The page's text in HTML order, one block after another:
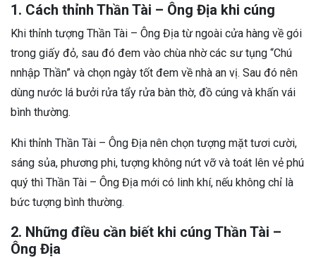
1. Cách thỉnh Thần Tài – Ông Địa khi cúng
Khi thỉnh tượng Thần Tài – Ông Địa từ ngoài cửa hàng về gói
trong giấy đỏ, sau đó đem vào chùa nhờ các sư tụng “Chú
nnhập Thần” và chọn ngày tốt đem về nhà an vị. Sau đó nên
dùng nước lá bưởi rửa tẩy rửa bàn thờ, đồ cúng và khấn vái
bình thường.
Khi thỉnh Thần Tài – Ông Địa nên chọn tượng mặt tươi cười,
sáng sủa, phương phi, tượng không nứt vỡ và toát lên vẻ phú
quý thì Thần Tài – Ông Địa mới có linh khí, nếu không chỉ là
bức tượng bình thường.
2. Những điều cần biết khi cúng Thần Tài –
Ông Địa